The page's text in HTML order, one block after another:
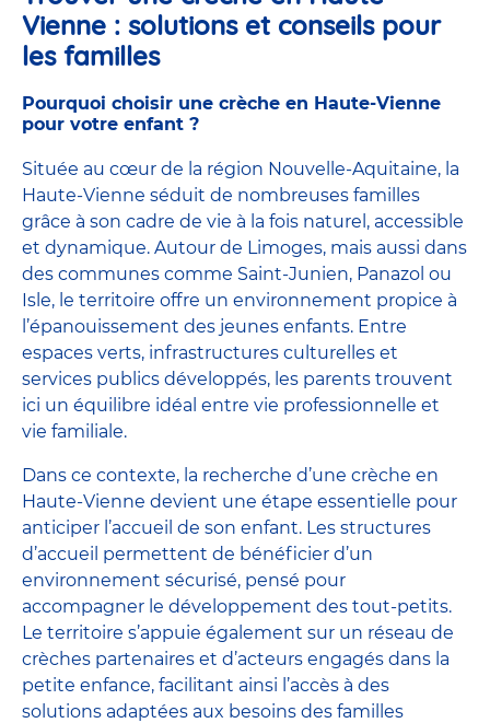
Vienne : solutions et conseils pour
les familles
Pourquoi choisir une crèche en Haute-Vienne
pour votre enfant ?
Située au cœur de la région Nouvelle-Aquitaine, la
Haute-Vienne séduit de nombreuses familles
grâce à son cadre de vie à la fois naturel, accessible
et dynamique. Autour de Limoges, mais aussi dans
des communes comme Saint-Junien, Panazol ou
Isle, le territoire offre un environnement propice à
l’épanouissement des jeunes enfants. Entre
espaces verts, infrastructures culturelles et
services publics développés, les parents trouvent
ici un équilibre idéal entre vie professionnelle et
vie familiale.
Dans ce contexte, la recherche d’une crèche en
Haute-Vienne devient une étape essentielle pour
anticiper l’accueil de son enfant. Les structures
d’accueil permettent de bénéficier d’un
environnement sécurisé, pensé pour
accompagner le développement des tout-petits.
Le territoire s’appuie également sur un réseau de
crèches partenaires et d’acteurs engagés dans la
petite enfance, facilitant ainsi l’accès à des
solutions adaptées aux besoins des familles